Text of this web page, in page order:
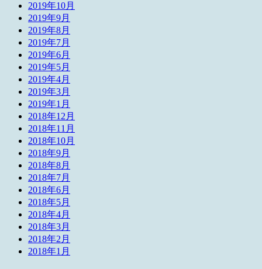
2019年10月
2019年9月
2019年8月
2019年7月
2019年6月
2019年5月
2019年4月
2019年3月
2019年1月
2018年12月
2018年11月
2018年10月
2018年9月
2018年8月
2018年7月
2018年6月
2018年5月
2018年4月
2018年3月
2018年2月
2018年1月